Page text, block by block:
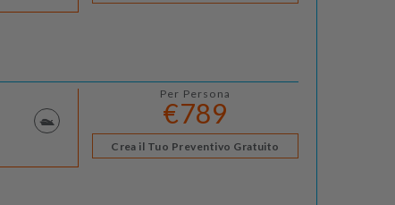
Per Persona
€789
Crea il Tuo Preventivo Gratuito